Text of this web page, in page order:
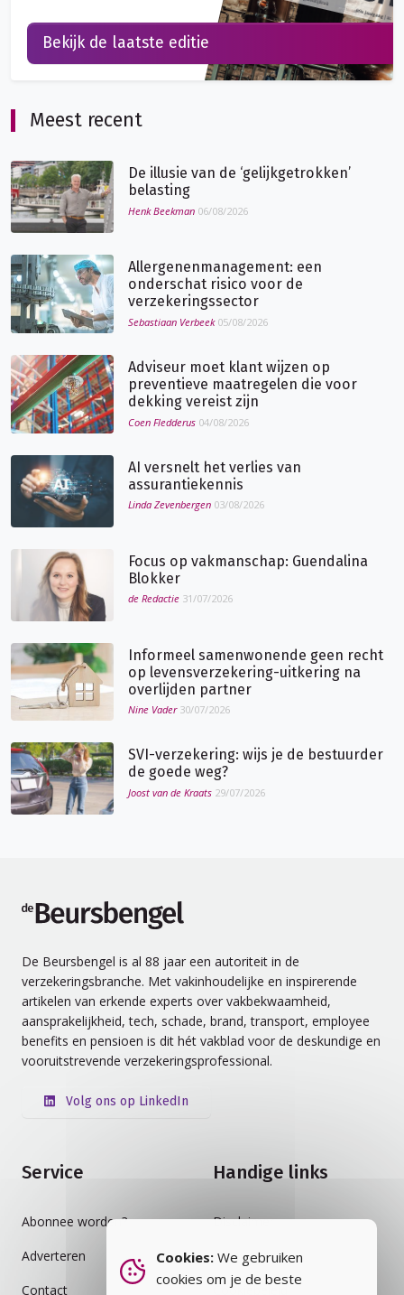
Meest recent
De illusie van de ‘gelijkgetrokken’
belasting
Henk Beekman 06/08/2026
Allergenenmanagement: een
onderschat risico voor de
verzekeringssector
Sebastiaan Verbeek 05/08/2026
Adviseur moet klant wijzen op
preventieve maatregelen die voor
dekking vereist zijn
Coen Fledderus 04/08/2026
AI versnelt het verlies van
assurantiekennis
Linda Zevenbergen 03/08/2026
Focus op vakmanschap: Guendalina
Blokker
de Redactie 31/07/2026
Informeel samenwonende geen recht
op levensverzekering-uitkering na
overlijden partner
Nine Vader 30/07/2026
SVI-verzekering: wijs je de bestuurder
de goede weg?
Joost van de Kraats 29/07/2026
Bekijk de laatste editie
De Beursbengel is al 88 jaar een autoriteit in de
verzekeringsbranche. Met vakinhoudelijke en inspirerende
artikelen van erkende experts over vakbekwaamheid,
aansprakelijkheid, tech, schade, brand, transport, employee
benefits en pensioen is dit hét vakblad voor de deskundige en
vooruitstrevende verzekeringsprofessional.
Volg ons op LinkedIn
Service
Abonnee worden?
Adverteren
Contact
Handige links
Disclaimer
Auteursrecht
Cookiebeleid
Cookies: We gebruiken
cookies om je de beste